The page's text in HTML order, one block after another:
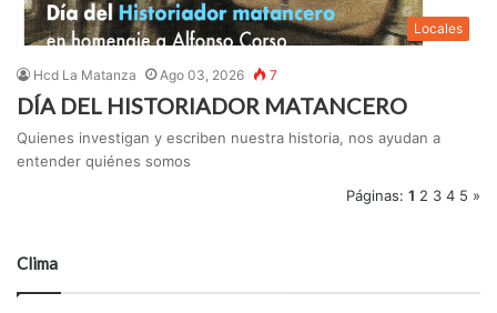
Locales
Hcd La Matanza Ago 03, 2026 7
DÍA DEL HISTORIADOR MATANCERO
Quienes investigan y escriben nuestra historia, nos ayudan a
entender quiénes somos
Páginas: 1 2 3 4 5 »
Clima